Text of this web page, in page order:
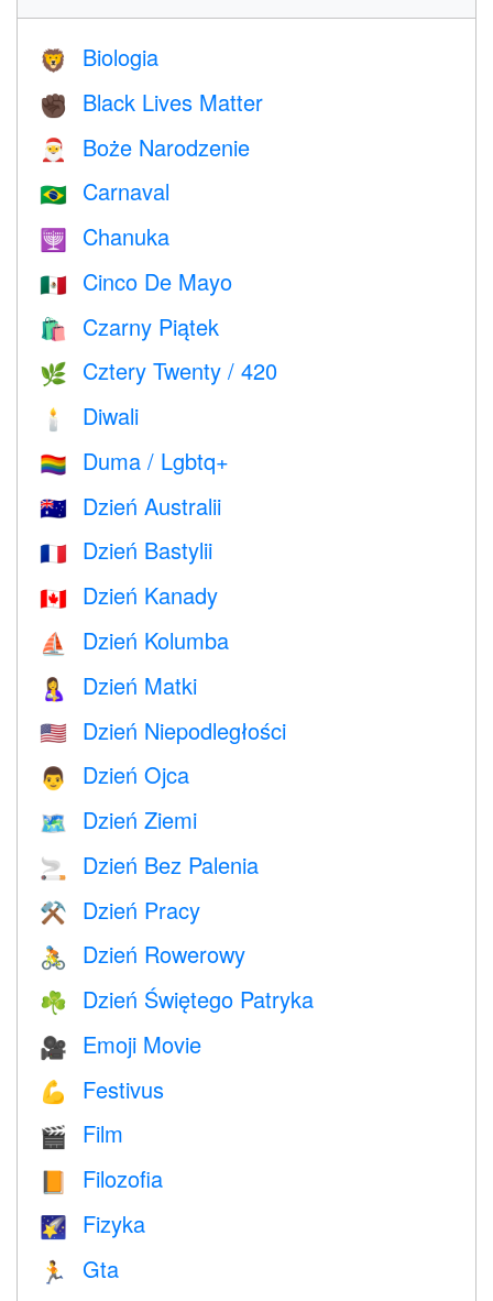
🦁 Biologia
✊🏿 Black Lives Matter
🎅 Boże Narodzenie
🇧🇷 Carnaval
🕎 Chanuka
🇲🇽 Cinco De Mayo
🛍 Czarny Piątek
🌿 Cztery Twenty / 420
🕯 Diwali
🏳️‍🌈 Duma / Lgbtq+
🇦🇺 Dzień Australii
🇫🇷 Dzień Bastylii
🇨🇦 Dzień Kanady
⛵️ Dzień Kolumba
🤱 Dzień Matki
🇺🇸 Dzień Niepodległości
👨 Dzień Ojca
🗺️ Dzień Ziemi
🚬 Dzień Bez Palenia
⚒️ Dzień Pracy
🚴 Dzień Rowerowy
☘️ Dzień Świętego Patryka
🎥 Emoji Movie
💪 Festivus
🎬 Film
📙 Filozofia
🌠 Fizyka
🏃
Gta